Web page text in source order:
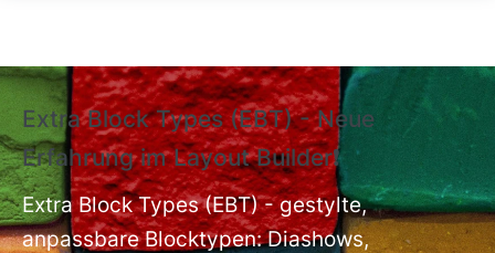
Extra Block Types (EBT) - Neue
Erfahrung im Layout Builder❗
Extra Block Types (EBT) - gestylte,
anpassbare Blocktypen: Diashows,